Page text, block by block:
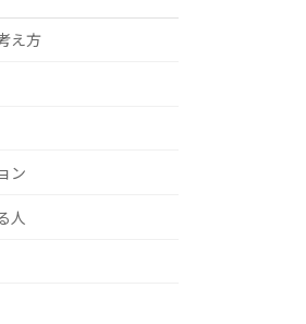
え方
ン
人